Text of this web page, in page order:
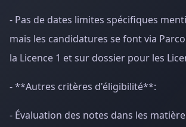
- Pas de dates limites spécifiques
mais les candidatures se font via
la Licence 1 et sur dossier pour les
- **Autres critères d'éligibilité**:
- Évaluation des notes dans les